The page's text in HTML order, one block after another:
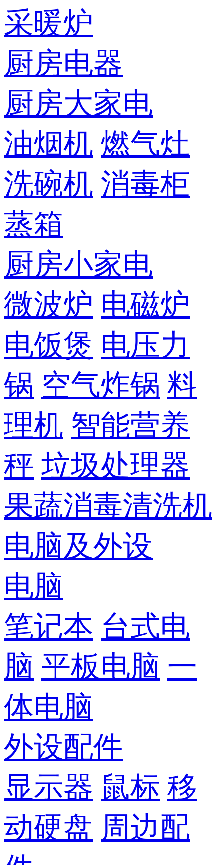
采暖炉
厨房电器
厨房大家电
油烟机 燃气灶
洗碗机 消毒柜
蒸箱
厨房小家电
微波炉 电磁炉
电饭煲 电压力
锅 空气炸锅 料
理机 智能营养
秤 垃圾处理器
果蔬消毒清洗机
电脑及外设
电脑
笔记本 台式电
脑 平板电脑 一
体电脑
外设配件
显示器 鼠标 移
动硬盘 周边配